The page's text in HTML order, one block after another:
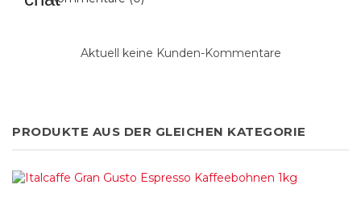
Aktuell keine Kunden-Kommentare
PRODUKTE AUS DER GLEICHEN KATEGORIE